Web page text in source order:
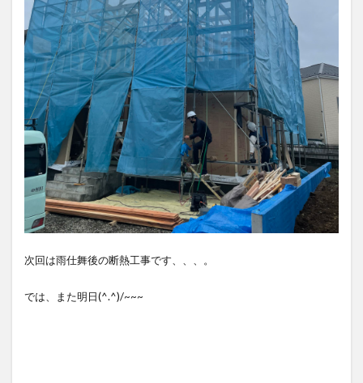
次回は雨仕舞後の断熱工事です、、、。
では、また明日(^.^)/~~~